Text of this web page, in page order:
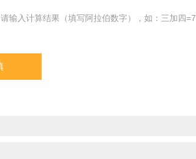
请输入计算结果（填写阿拉伯数字），如：三加四=7